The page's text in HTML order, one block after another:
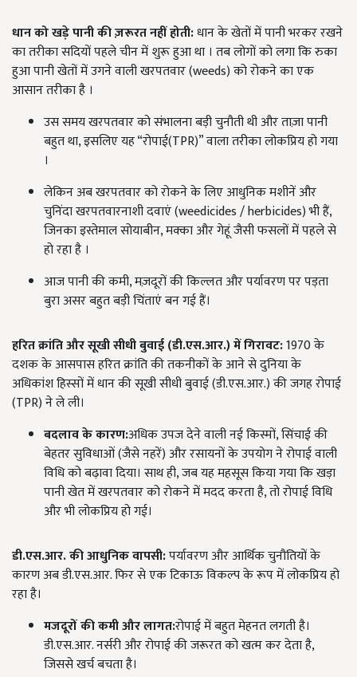
धान को खड़े पानी की ज़रूरत नहीं होती:धान के खेतों में पानी भरकर रखने
का तरीका सदियों पहले चीन में शुरू हुआ था । तब लोगों को लगा कि रुका
हुआ पानी खेतों में उगने वाली खरपतवार (weeds) को रोकने का एक
आसान तरीका है ।
उस समय खरपतवार को संभालना बड़ी चुनौती थी और ताज़ा पानी
बहुत था, इसलिए यह “रोपाई(TPR)” वाला तरीका लोकप्रिय हो गया
।
लेकिन अब खरपतवार को रोकने के लिए आधुनिक मशीनें और
चुनिंदा खरपतवारनाशी दवाएं (weedicides / herbicides) भी हैं,
जिनका इस्तेमाल सोयाबीन, मक्का और गेहूं जैसी फसलों में पहले से
हो रहा है ।
आज पानी की कमी, मज़दूरों की किल्लत और पर्यावरण पर पड़ता
बुरा असर बहुत बड़ी चिंताएं बन गई हैं।
हरित क्रांति और सूखी सीधी बुवाई (डी.एस.आर.)में गिरावट:1970 के
दशक के आसपास हरित क्रांति की तकनीकों के आने से दुनिया के
अधिकांश हिस्सों में धान की सूखी सीधी बुवाई (डी.एस.आर.) की जगह रोपाई
(TPR) ने ले ली।
बदलाव के कारण:अधिक उपज देने वाली नई किस्मों, सिंचाई की
बेहतर सुविधाओं (जैसे नहरें) और रसायनों के उपयोग ने रोपाई वाली
विधि को बढ़ावा दिया। साथ ही, जब यह महसूस किया गया कि खड़ा
पानी खेत में खरपतवार को रोकने में मदद करता है, तो रोपाई विधि
और भी लोकप्रिय हो गई।
डी.एस.आर.की आधुनिक वापसी:पर्यावरण और आर्थिक चुनौतियों के
कारण अब डी.एस.आर. फिर से एक टिकाऊ विकल्प के रूप में लोकप्रिय हो
रहा है।
मजदूरों की कमी और लागत:रोपाई में बहुत मेहनत लगती है।
डी.एस.आर. नर्सरी और रोपाई की जरूरत को खत्म कर देता है,
जिससे खर्च बचता है।